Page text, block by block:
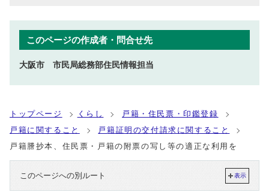
このページの作成者・問合せ先
大阪市 市民局総務部住民情報担当
トップページ くらし
戸籍・住民票・印鑑登録
戸籍に関すること
戸籍証明の交付請求に関すること
戸籍謄抄本、住民票・戸籍の附票の写し等の適正な利用を
このページへの別ルート 表示